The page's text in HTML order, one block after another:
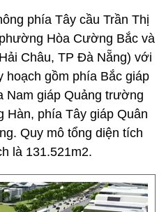
phía Tây cầu Trần Thị
Hòa Cường Bắc và
Châu, TP Đà Nẵng) với
hoạch gồm phía Bắc giáp
Nam giáp Quảng trường
Hàn, phía Tây giáp Quân
Quy mô tổng diện tích
là 131.521m2.